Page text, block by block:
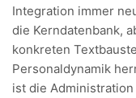
Integration immer
die Kerndatenbank,
konkreten
Personaldynamik
ist die